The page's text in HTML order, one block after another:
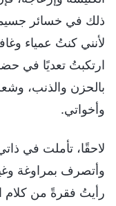
ذلك في خسائر
لأنني كنتُ عمياء
ارتكبتُ تعديًا في
بالحزن والذنب،
وأخواتي.
لاحقًا، تأملت في
وأتصرف بمراوغة
رأيتُ فقرةً من كلام